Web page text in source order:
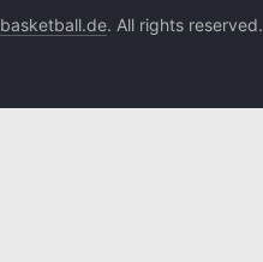
basketball.de. All rights reserved.